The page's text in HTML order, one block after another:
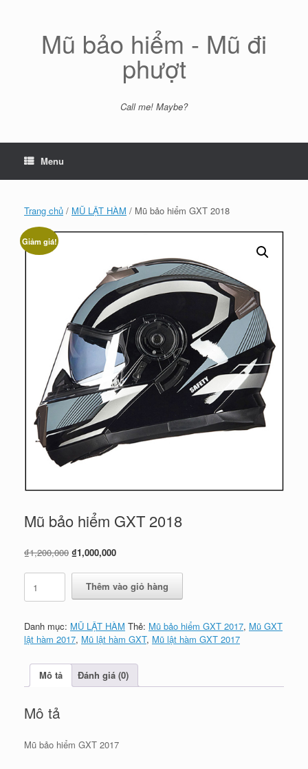
Mũ bảo hiểm - Mũ đi
phượt
Call me! Maybe?
Menu
Trang chủ / MŨ LẬT HÀM / Mũ bảo hiểm GXT 2018
Giảm giá!
Mũ bảo hiểm GXT 2018
₫1,200,000 Giá
là:
₫1,200,000.
₫1,000,000Giá
tại
là:
₫1,000,000.
Mũ
bảo
hiểm
2018
số
Thêm vào giỏ hàng
Danh mục: MŨ LẬT HÀM Thẻ: Mũ bảo hiểm GXT 2017, Mũ GXT
lật hàm 2017, Mũ lật hàm GXT, Mũ lật hàm GXT 2017
Mô tả Đánh giá (0)
Mô tả
Mũ bảo hiểm GXT 2017